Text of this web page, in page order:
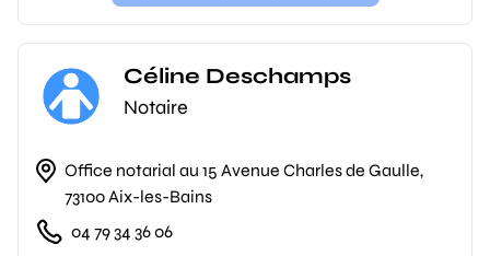
Céline Deschamps
Notaire
Office notarial au 15 Avenue Charles de Gaulle,
73100 Aix-les-Bains
04 79 34 36 06